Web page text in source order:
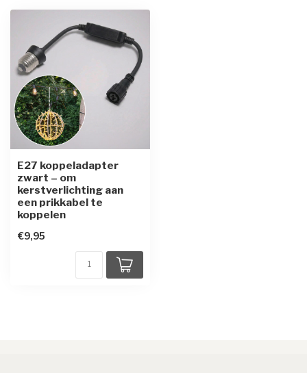
E27 koppeladapter
zwart – om
kerstverlichting aan
een prikkabel te
koppelen
€9,95